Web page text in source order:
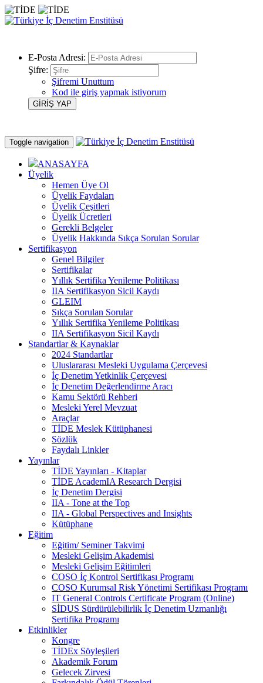
E-Posta Adresi:
Şifre:
Şifremi Unuttum
Kod ile giriş yapmak istiyorum
Toggle navigation
ANASAYFA
Üyelik
Hemen Üye Ol
Üyelik Faydaları
Üyelik Çeşitleri
Üyelik Ücretleri
Gerekli Belgeler
Üyelik Hakkında Sıkça Sorulan Sorular
Sertifikasyon
Genel Bilgiler
Sertifikalar
Yıllık Sertifika Yenileme Politikası
IIA Sertifikasyon Sicil Kaydı
GLEIM
Sıkça Sorulan Sorular
Yıllık Sertifika Yenileme Politikası
IIA Sertifikasyon Sicil Kaydı
Standartlar & Kaynaklar
2024 Standartlar
Uluslararası Mesleki Uygulama Çerçevesi
İç Denetim Yetkinlik Çerçevesi
İç Denetim Değerlendirme Aracı
Kamu Sektörü Rehberi
Mesleki Yerel Mevzuat
Araçlar
TİDE Meslek Kütüphanesi
Sözlük
Faydalı Linkler
Yayınlar
TİDE Yayınları - Kitaplar
TİDE AcademIA Research Dergisi
İç Denetim Dergisi
IIA - Tone at the Top
IIA - Global Perspectives and Insights
Kütüphane
Eğitim
Eğitim/ Seminer Takvimi
Mesleki Gelişim Akademisi
Mesleki Gelişim Eğitimleri
COSO İç Kontrol Sertifikası Programı
COSO Kurumsal Risk Yönetimi Sertifikası Programı
IT General Controls Certificate Program (Online)
SİDUS Sürdürülebilirlik İç Denetim Uzmanlığı
Sertifika Programı
Etkinlikler
Kongre
TİDEx Söyleşileri
Akademik Forum
Gelecek Zirvesi